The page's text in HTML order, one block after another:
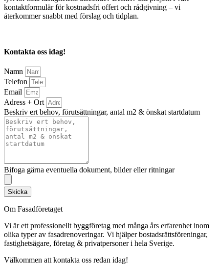
kontaktformulär för kostnadsfri offert och rådgivning – vi
återkommer snabbt med förslag och tidplan.
Kontakta oss idag!
Namn
Telefon
Email
Adress + Ort
Beskriv ert behov, förutsättningar, antal m2 & önskat startdatum
Bifoga gärna eventuella dokument, bilder eller ritningar
Skicka
Om Fasadföretaget
Vi är ett professionellt byggföretag med många års erfarenhet inom
olika typer av fasadrenoveringar. Vi hjälper bostadsrättsföreningar,
fastighetsägare, företag & privatpersoner i hela Sverige.
Välkommen att kontakta oss redan idag!